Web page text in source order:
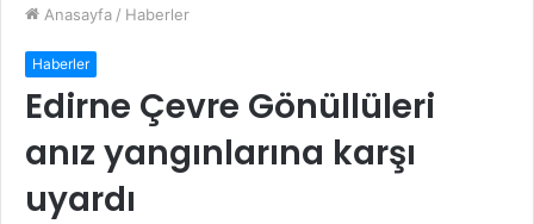
Anasayfa / Haberler
Haberler
Edirne Çevre Gönüllüleri
anız yangınlarına karşı
uyardı